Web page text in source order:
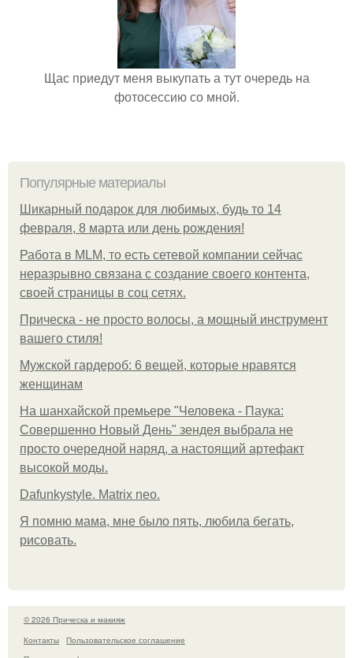
Щас приедут меня выкупать а тут очередь на
фотосессию со мной.
Популярные материалы
Шикарный подарок для любимых, будь то 14
февраля, 8 марта или день рождения!
Работа в MLM, то есть сетевой компании сейчас
неразрывно связана с создание своего контента,
своей страницы в соц сетях.
Прическа - не просто волосы, а мощный инструмент
вашего стиля!
Мужской гардероб: 6 вещей, которые нравятся
женщинам
На шанхайской премьере "Человека - Паука:
Совершенно Новый День" зендея выбрала не
просто очередной наряд, а настоящий артефакт
высокой моды.
Dafunkystyle. Matrix neo.
Я помню мама, мне было пять, любила бегать,
рисовать.
© 2026 Прическа и макияж
Контакты
Пользовательское соглашение